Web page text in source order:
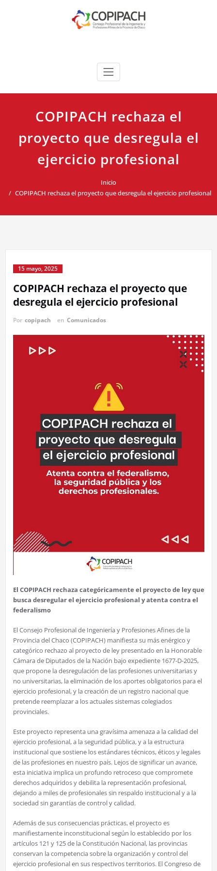
COPIPACH rechaza el
proyecto que desregula el
ejercicio profesional
Inicio
COPIPACH rechaza el proyecto que desregula el ejercicio profesional
15 mayo, 2025
COPIPACH rechaza el proyecto que
desregula el ejercicio profesional
Por copipach en Comunicados
El COPIPACH rechaza categóricamente el proyecto de ley que
busca desregular el ejercicio profesional y atenta contra el
federalismo
El Consejo Profesional de Ingeniería y Profesiones Afines de la
Provincia del Chaco (COPIPACH) manifiesta su más enérgico y
categórico rechazo al proyecto de ley presentado en la Honorable
Cámara de Diputados de la Nación bajo expediente 1677-D-2025,
que propone la desregulación de las profesiones universitarias y
no universitarias, la eliminación de los aportes obligatorios para el
ejercicio profesional, y la creación de un registro nacional que
pretende reemplazar a los actuales sistemas colegiados
provinciales.
Este proyecto representa una gravísima amenaza a la calidad del
ejercicio profesional, a la seguridad pública, y a la estructura
institucional que sostiene los estándares técnicos, éticos y legales
de las profesiones en nuestro país. Lejos de significar un avance,
esta iniciativa implica un profundo retroceso que compromete
derechos adquiridos y debilita la representación profesional,
dejando a miles de profesionales sin respaldo institucional y a la
sociedad sin garantías de control y calidad.
Además de sus consecuencias prácticas, el proyecto es
manifiestamente inconstitucional según lo establecido por los
artículos 121 y 125 de la Constitución Nacional, las provincias
conservan la competencia sobre la organización y control del
ejercicio profesional en sus respectivos territorios. El Congreso de